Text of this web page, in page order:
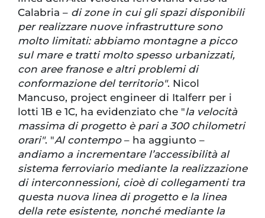
Calabria – di zone in cui gli spazi disponibili
per realizzare nuove infrastrutture sono
molto limitati: abbiamo montagne a picco
sul mare e tratti molto spesso urbanizzati,
con aree franose e altri problemi di
conformazione del territorio". Nicol
Mancuso, project engineer di Italferr per i
lotti 1B e 1C, ha evidenziato che "la velocità
massima di progetto è pari a 300 chilometri
orari". "Al contempo– ha aggiunto –
andiamo a incrementare l’accessibilità al
sistema ferroviario mediante la realizzazione
di interconnessioni, cioè di collegamenti tra
questa nuova linea di progetto e la linea
della rete esistente, nonché mediante la